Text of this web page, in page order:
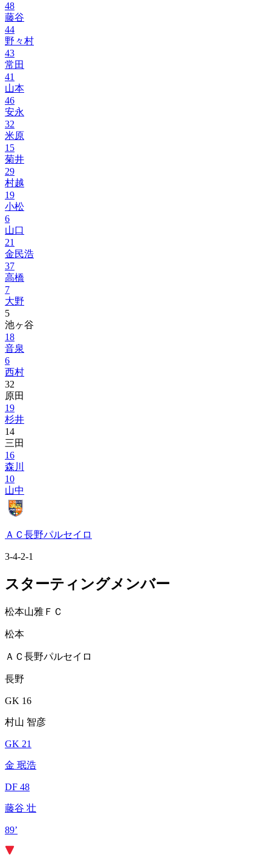
48
藤谷
44
野々村
43
常田
41
山本
46
安永
32
米原
15
菊井
29
村越
19
小松
6
山口
21
金民浩
37
高橋
7
大野
5
池ヶ谷
18
音泉
6
西村
32
原田
19
杉井
14
三田
16
森川
10
山中
ＡＣ長野パルセイロ
3-4-2-1
スターティングメンバー
松本山雅ＦＣ
松本
ＡＣ長野パルセイロ
長野
GK 16
村山 智彦
GK 21
金 珉浩
DF 48
藤谷 壮
89’